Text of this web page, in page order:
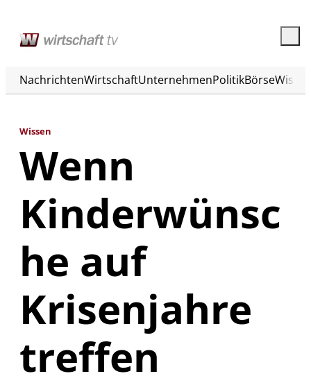
NachrichtenWirtschaftUnternehmenPolitikBörse
Wissen
Wenn
Kinderwünsc
he auf
Krisenjahre
treffen